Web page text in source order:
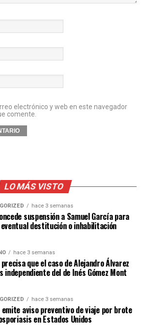
electrónico y web en este navegador
comente.
LO MÁS VISTO
hace 3 semanas
suspensión a Samuel García para
destitución o inhabilitación
hace 3 semanas
precisa que el caso de Alejandro Álvarez
independiente del de Inés Gómez Mont
hace 3 semanas
emite aviso preventivo de viaje por brote
en Estados Unidos